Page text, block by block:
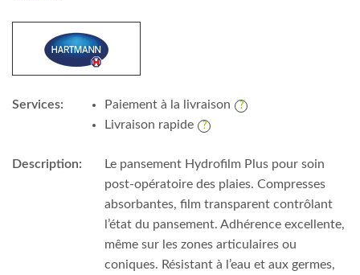
Services:
Paiement à la livraison
Livraison rapide
Description:
Le pansement Hydrofilm Plus pour soin
post-opératoire des plaies. Compresses
absorbantes, film transparent contrôlant
l’état du pansement. Adhérence excellente,
même sur les zones articulaires ou
coniques. Résistant à l’eau et aux germes,